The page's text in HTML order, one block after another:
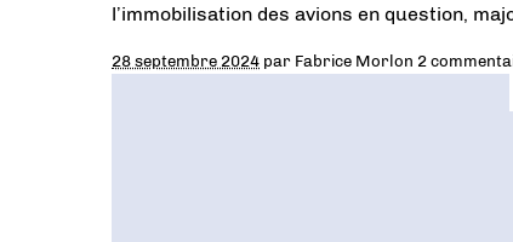
l’immobilisation des avions en question,
28 septembre 2024 par Fabrice Morlon 2